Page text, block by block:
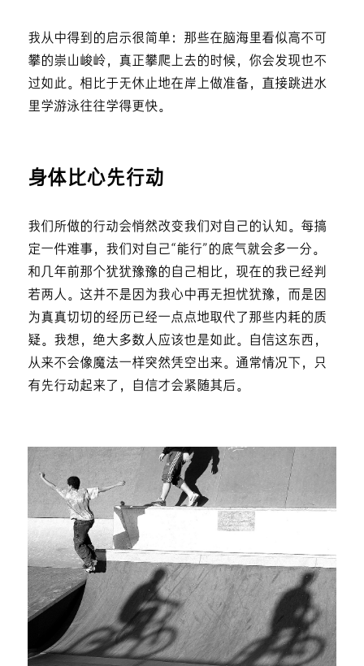
我从中得到的启示很简单：那些在脑海里看似高不可
攀的崇山峻岭，真正攀爬上去的时候，你会发现也不
过如此。相比于无休止地在岸上做准备，直接跳进水
里学游泳往往学得更快。
身体比心先行动
我们所做的行动会悄然改变我们对自己的认知。每搞
定一件难事，我们对自己“能行”的底气就会多一分。
和几年前那个犹犹豫豫的自己相比，现在的我已经判
若两人。这并不是因为我心中再无担忧犹豫，而是因
为真真切切的经历已经一点点地取代了那些内耗的质
疑。我想，绝大多数人应该也是如此。自信这东西，
从来不会像魔法一样突然凭空出来。通常情况下，只
有先行动起来了，自信才会紧随其后。